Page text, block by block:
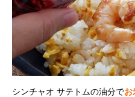
シンチャオ サテトムの油分でお